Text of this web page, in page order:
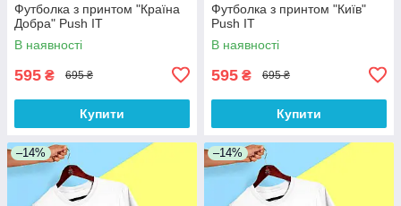
Футболка з принтом "Країна
Добра" Push IT
В наявності
595 ₴ 695 ₴
Купити
Футболка з принтом "Київ"
Push IT
В наявності
595 ₴ 695 ₴
Купити
–14% –14%